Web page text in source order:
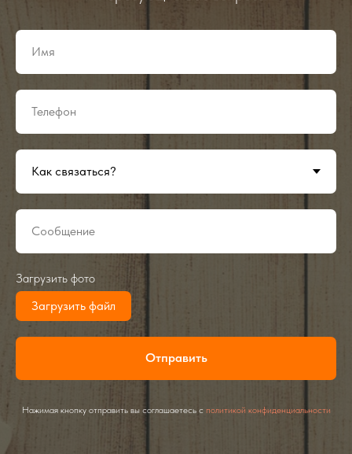
Загрузить фото
Загрузить файл
Отправить
Нажимая кнопку отправить вы соглашаетесь с политикой конфиденциальности